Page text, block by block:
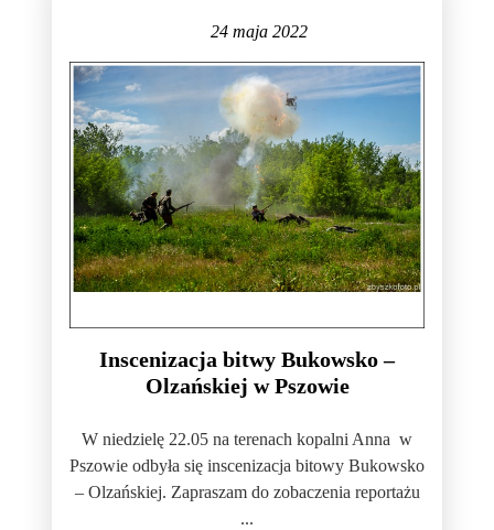
24 maja 2022
Inscenizacja bitwy Bukowsko –
Olzańskiej w Pszowie
W niedzielę 22.05 na terenach kopalni Anna w
Pszowie odbyła się inscenizacja bitowy Bukowsko
– Olzańskiej. Zapraszam do zobaczenia reportażu
...